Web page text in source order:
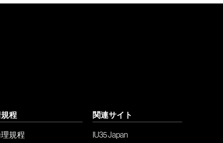
程
規程
関連サイト
IU35 Japan